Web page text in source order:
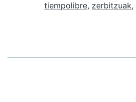
tiempolibre, zerbitzuak,